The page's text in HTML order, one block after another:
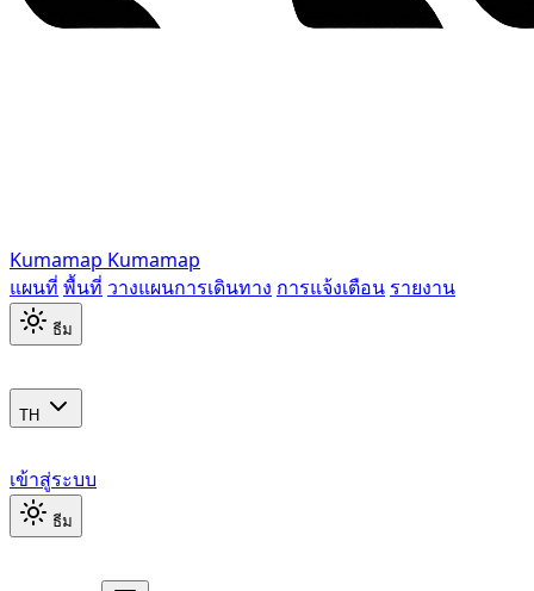
Kumamap Kumamap
แผนที่ พื้นที่ วางแผนการเดินทาง การแจ้งเตือน รายงาน
ธีม
TH
เข้าสู่ระบบ
ธีม